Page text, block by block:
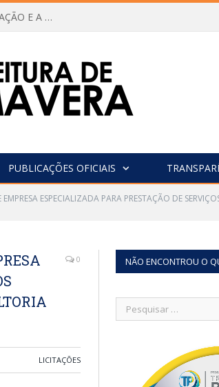
CHAMAMENTO PÚBLICO Nº 01/2026 – FOMENTO À CRIAÇÃO E A CIRCULAÇÃO DE PRODUÇÕES CULTURAIS – Aldir Blanc
PUBLICAÇÕES OFICIAIS
ESPECIALIZADA PARA PRESTAÇÃO DE
0
LICITAÇÕES
NÃO ENCONTROU O